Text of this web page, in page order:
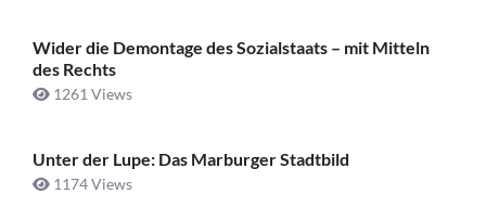
Wider die Demontage des Sozialstaats – mit Mitteln
des Rechts
1261 Views
Unter der Lupe: Das Marburger Stadtbild
1174 Views